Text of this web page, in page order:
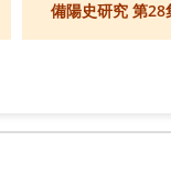
備陽史研究 第28